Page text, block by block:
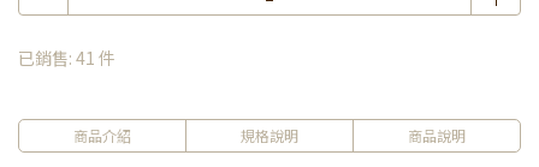
已銷售: 41 件
商品介紹 規格說明 商品說明